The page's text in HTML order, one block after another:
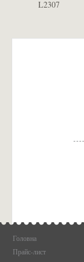
L2307
Головна
Прайс-лист